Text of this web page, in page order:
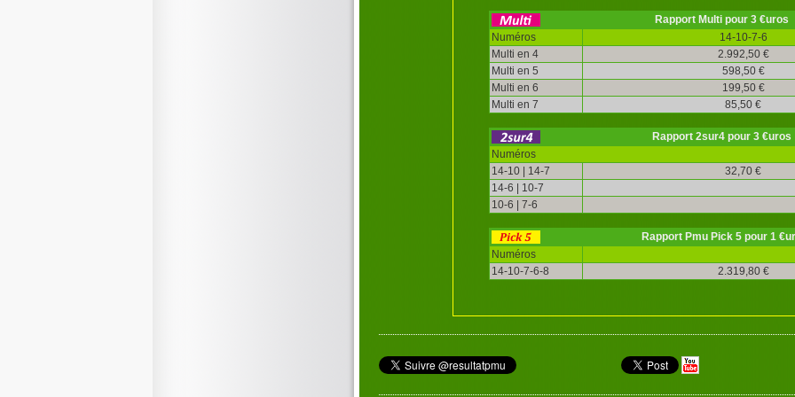
Rapport Multi pour 3 €uros
Numéros
14-10-7-6
Multi en 4
2.992,50 €
Multi en 5
598,50 €
Multi en 6
199,50 €
Multi en 7
85,50 €
Rapport 2sur4 pour 3 €uros
Numéros
14-10 | 14-7
32,70 €
14-6 | 10-7
10-6 | 7-6
Rapport Pmu Pick 5 pour 1
Numéros
14-10-7-6-8
2.319,80 €